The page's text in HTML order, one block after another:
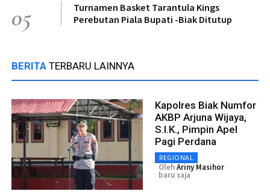
05
Turnamen Basket Tarantula Kings
Perebutan Piala Bupati -Biak Ditutup
BERITA TERBARU LAINNYA
Kapolres Biak Numfor
AKBP Arjuna Wijaya,
S.I.K., Pimpin Apel
Pagi Perdana
REGIONAL
OlehAriny Masihor
baru saja